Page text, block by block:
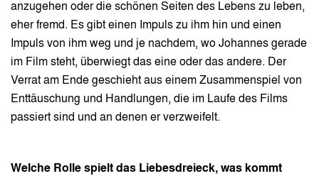
anzugehen oder die schönen Seiten des Lebens zu leben,
eher fremd. Es gibt einen Impuls zu ihm hin und einen
Impuls von ihm weg und je nachdem, wo Johannes gerade
im Film steht, überwiegt das eine oder das andere. Der
Verrat am Ende geschieht aus einem Zusammenspiel von
Enttäuschung und Handlungen, die im Laufe des Films
passiert sind und an denen er verzweifelt.
Welche Rolle spielt das Liebesdreieck, was kommt